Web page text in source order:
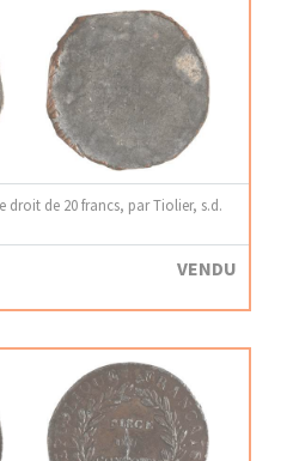
droit de 20 francs, par Tiolier, s.d.
VENDU